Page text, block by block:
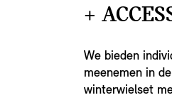
+
We bieden
meenemen in
winterwielset